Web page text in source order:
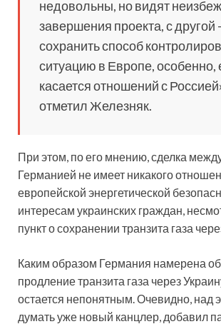
недовольны, но видят
завершения проекта, с другой
сохранить способ
ситуацию в Европе, особенно,
касается отношений с
отметил Железняк.
При этом, по его мнению, сделка
Германией не имеет никакого
европейской энергетической
интересам украинских граждан,
пункт о сохранении транзита газа
Каким образом Германия намерена
продление транзита газа через
остается непонятным. Очевидно, над
думать уже новый канцлер, добавил